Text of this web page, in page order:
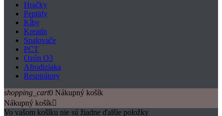
Hračky
Peptidy
Kĺby
Kreatín
Spalovače
PCT
Ozón O3
Afrodiziaka
Respirátory
shopping_cart0 Nákupný košík
Nákupný košík
Vo vašom košíku nie sú žiadne ďalšie položky